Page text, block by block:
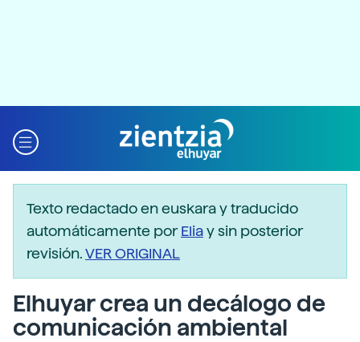
Texto redactado en euskara y traducido
automáticamente porEliay sin posterior
revisión.VER ORIGINAL
Elhuyar crea un decálogo de
comunicación ambiental